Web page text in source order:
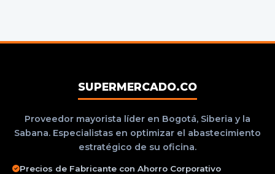
SUPERMERCADO.CO
Proveedor mayorista líder en Bogotá, Siberia y la
Sabana. Especialistas en optimizar el abastecimiento
estratégico de su oficina.
Precios de Fabricante con Ahorro Corporativo